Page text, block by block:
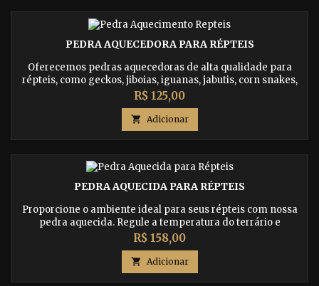
PEDRA AQUECEDORA PARA RÉPTEIS
Oferecemos pedras aquecedoras de alta qualidade para
répteis, como geckos, jiboias, iguanas, jabutis, corn snakes,
tartarugas e muito mais. Aumente o conforto e o bem-estar
dos seus animais de estimação com nossas pedras
aquecedoras. Entrega em todo o Brasil.
Preço
R$ 125,00
 Adicionar
PEDRA AQUECIDA PARA RÉPTEIS
Proporcione o ambiente ideal para seus répteis com nossa
pedra aquecida. Regule a temperatura do terrário e
mantenha seus animais de estimação felizes e saudáveis.
Descubra a solução perfeita para o conforto térmico dos
seus répteis.
Preço
R$ 158,00
 Adicionar